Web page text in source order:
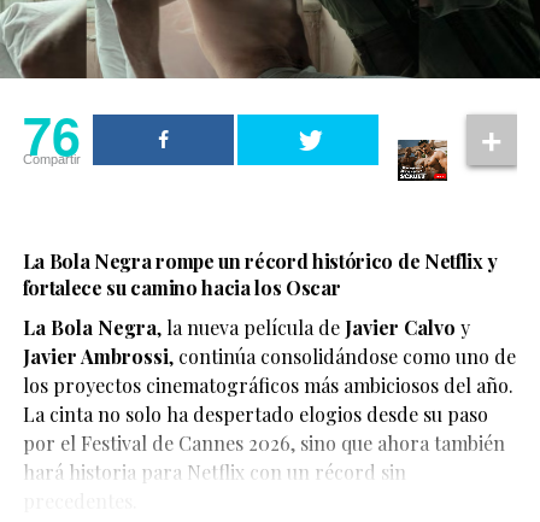
Según el medio estadounidense, Marvel Studios realizó
76
Compartir
La Bola Negra rompe un récord histórico de Netflix y
fortalece su camino hacia los Oscar
La Bola Negra, la nueva película de Javier Calvo y
Javier Ambrossi, continúa consolidándose como uno de
los proyectos cinematográficos más ambiciosos del año.
La cinta no solo ha despertado elogios desde su paso
por el Festival de Cannes 2026, sino que ahora también
hará historia para Netflix con un récord sin